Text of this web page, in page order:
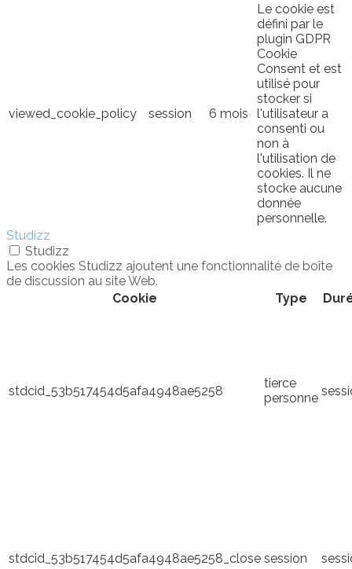
viewed_cookie_policy session 6 mois
Le cookie est
défini par le
plugin GDPR
Cookie
Consent et est
utilisé pour
stocker si
l'utilisateur a
consenti ou
non à
l'utilisation de
cookies. Il ne
stocke aucune
donnée
personnelle.
Studizz
Studizz
Les cookies Studizz ajoutent une fonctionnalité de boîte
de discussion au site Web.
Cookie
Type
stdcid_53b517454d5afa4948ae5258
tierce
personne
stdcid_53b517454d5afa4948ae5258_close session